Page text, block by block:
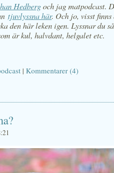
Hedbergoch jag matpodcast.
tjuvlyssna här. Och jo, visst finns
den här leken igen. Lyssnar du
är kul, halvdant, helgalet etc.
| Kommentarer (4)